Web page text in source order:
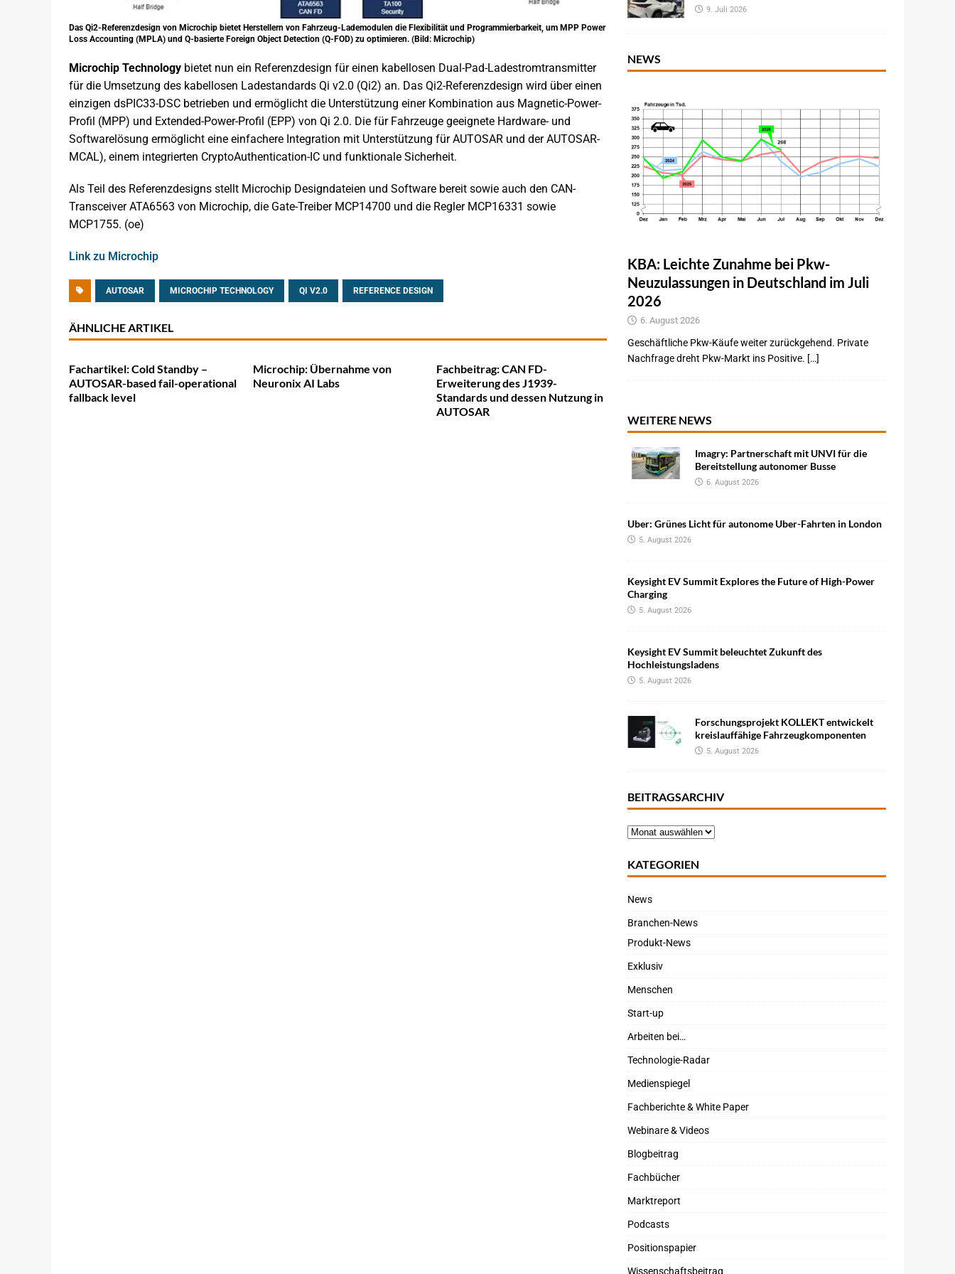
Das Qi2-Referenzdesign von Microchip bietet Herstellern von Fahrzeug-Lademodulen die Flexibilität und Programmierbarkeit, um MPP Power
Loss Accounting (MPLA) und Q-basierte Foreign Object Detection (Q-FOD) zu optimieren. (Bild: Microchip)
Microchip Technology bietet nun ein Referenzdesign für einen kabellosen Dual-Pad-Ladestromtransmitter
für die Umsetzung des kabellosen Ladestandards Qi v2.0 (Qi2) an. Das Qi2-Referenzdesign wird über einen
einzigen dsPIC33-DSC betrieben und ermöglicht die Unterstützung einer Kombination aus Magnetic-Power-
Profil (MPP) und Extended-Power-Profil (EPP) von Qi 2.0. Die für Fahrzeuge geeignete Hardware- und
Softwarelösung ermöglicht eine einfachere Integration mit Unterstützung für AUTOSAR und der AUTOSAR-
MCAL), einem integrierten CryptoAuthentication-IC und funktionale Sicherheit.
Als Teil des Referenzdesigns stellt Microchip Designdateien und Software bereit sowie auch den CAN-
Transceiver ATA6563 von Microchip, die Gate-Treiber MCP14700 und die Regler MCP16331 sowie
MCP1755. (oe)
Link zu Microchip
AUTOSAR MICROCHIP TECHNOLOGY QI V2.0 REFERENCE DESIGN
ÄHNLICHE ARTIKEL
Fachartikel: Cold Standby –
AUTOSAR-based fail-operational
fallback level
Microchip: Übernahme von
Neuronix AI Labs
Fachbeitrag: CAN FD-
Erweiterung des J1939-
Standards und dessen Nutzung in
AUTOSAR
9. Juli 2026
NEWS
KBA: Leichte Zunahme bei Pkw-
Neuzulassungen in Deutschland im Juli
2026
6. August 2026
Geschäftliche Pkw-Käufe weiter zurückgehend. Private
Nachfrage dreht Pkw-Markt ins Positive. […]
WEITERE NEWS
Imagry: Partnerschaft mit UNVI für die
Bereitstellung autonomer Busse
6. August 2026
Uber: Grünes Licht für autonome Uber-Fahrten in London
5. August 2026
Keysight EV Summit Explores the Future of High-Power
Charging
5. August 2026
Keysight EV Summit beleuchtet Zukunft des
Hochleistungsladens
5. August 2026
Forschungsprojekt KOLLEKT entwickelt
kreislauffähige Fahrzeugkomponenten
5. August 2026
BEITRAGSARCHIV
KATEGORIEN
News
Branchen-News
Produkt-News
Exklusiv
Menschen
Start-up
Arbeiten bei…
Technologie-Radar
Medienspiegel
Fachberichte & White Paper
Webinare & Videos
Blogbeitrag
Fachbücher
Marktreport
Podcasts
Positionspapier
Wissenschaftsbeitrag